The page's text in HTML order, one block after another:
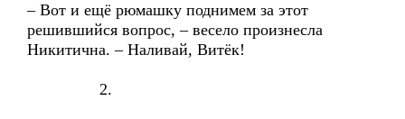
– Вот и ещё рюмашку поднимем за этот
решившийся вопрос, – весело произнесла
Никитична. – Наливай, Витёк!
2.